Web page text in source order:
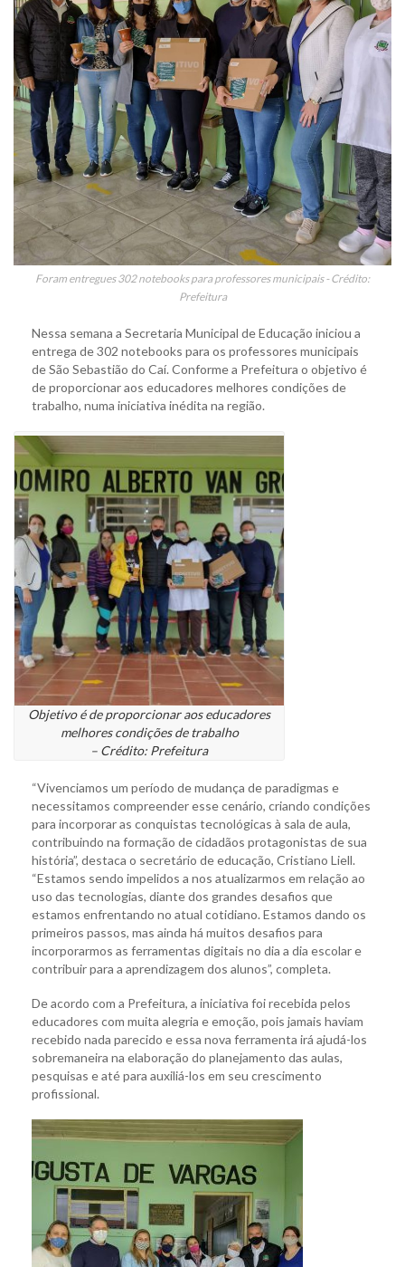
Foram entregues 302 notebooks para professores municipais - Crédito:
Prefeitura
Nessa semana a Secretaria Municipal de Educação iniciou a
entrega de 302 notebooks para os professores municipais
de São Sebastião do Caí. Conforme a Prefeitura o objetivo é
de proporcionar aos educadores melhores condições de
trabalho, numa iniciativa inédita na região.
Objetivo é de proporcionar aos educadores
melhores condições de trabalho
– Crédito: Prefeitura
“Vivenciamos um período de mudança de paradigmas e
necessitamos compreender esse cenário, criando condições
para incorporar as conquistas tecnológicas à sala de aula,
contribuindo na formação de cidadãos protagonistas de sua
história”, destaca o secretário de educação, Cristiano Liell.
“Estamos sendo impelidos a nos atualizarmos em relação ao
uso das tecnologias, diante dos grandes desafios que
estamos enfrentando no atual cotidiano. Estamos dando os
primeiros passos, mas ainda há muitos desafios para
incorporarmos as ferramentas digitais no dia a dia escolar e
contribuir para a aprendizagem dos alunos”, completa.
De acordo com a Prefeitura, a iniciativa foi recebida pelos
educadores com muita alegria e emoção, pois jamais haviam
recebido nada parecido e essa nova ferramenta irá ajudá-los
sobremaneira na elaboração do planejamento das aulas,
pesquisas e até para auxiliá-los em seu crescimento
profissional.